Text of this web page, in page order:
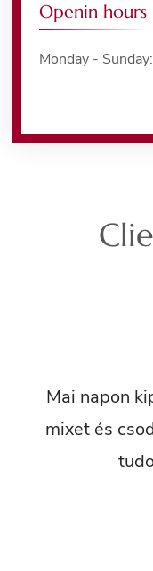
Openin hours
Monday -
Mai napon
mixet és